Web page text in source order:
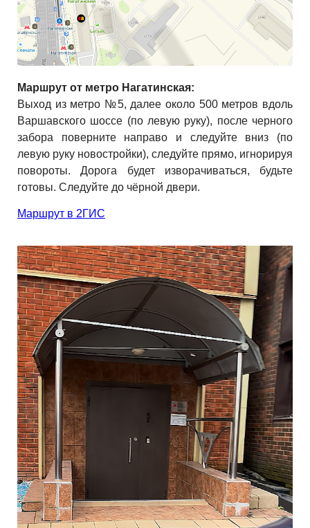
Маршрут от метро Нагатинская:
Выход из метро №5, далее около 500 метров вдоль
Варшавского шоссе (по левую руку), после черного
забора поверните направо и следуйте вниз (по
левую руку новостройки), следуйте прямо, игнорируя
повороты. Дорога будет изворачиваться, будьте
готовы. Следуйте до чёрной двери.
Маршрут в 2ГИС